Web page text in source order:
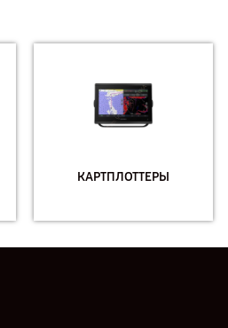
КАРТПЛОТТЕРЫ